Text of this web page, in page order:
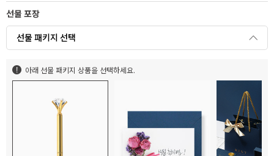
선물 포장
선물 패키지 선택
아래 선물 패키지 상품을 선택하세요.